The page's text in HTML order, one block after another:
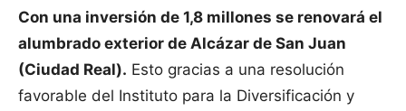
Con una inversión de 1,8 millones se renovará el
alumbrado exterior de Alcázar de San Juan
(Ciudad Real). Esto gracias a una resolución
favorable del Instituto para la Diversificación y